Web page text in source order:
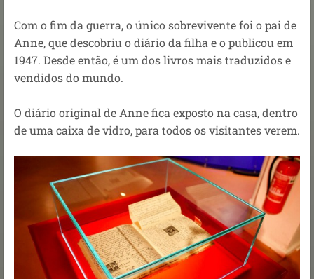
Com o fim da guerra, o único sobrevivente foi o pai de
Anne, que descobriu o diário da filha e o publicou em
1947. Desde então, é um dos livros mais traduzidos e
vendidos do mundo.
O diário original de Anne fica exposto na casa, dentro
de uma caixa de vidro, para todos os visitantes verem.